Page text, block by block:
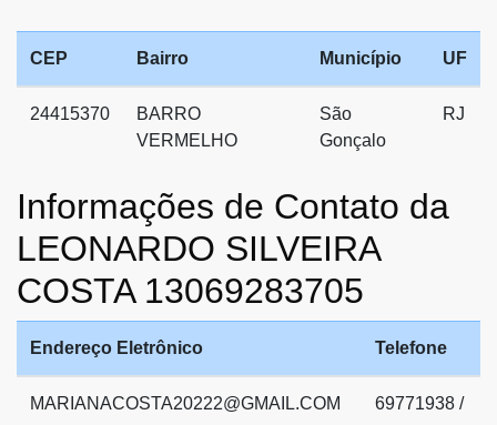
CEP Bairro Município UF
24415370
BARRO
VERMELHO
São
Gonçalo
RJ
Informações de Contato da
LEONARDO SILVEIRA
COSTA 13069283705
Endereço Eletrônico Telefone
MARIANACOSTA20222@GMAIL.COM 69771938 /